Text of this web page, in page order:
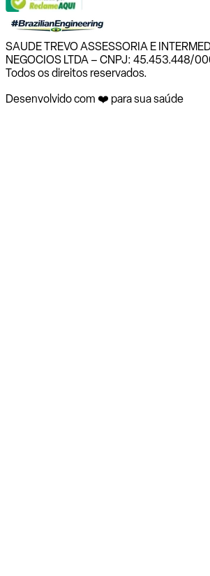
SAUDE TREVO ASSESSORIA E
NEGOCIOS LTDA – CNPJ: 45.453.448/
Todos os direitos reservados.
Desenvolvido com ❤️ para sua saúde